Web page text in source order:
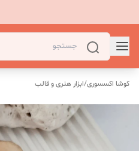
کوشا اکسسوری/ابزار هنری و قالب